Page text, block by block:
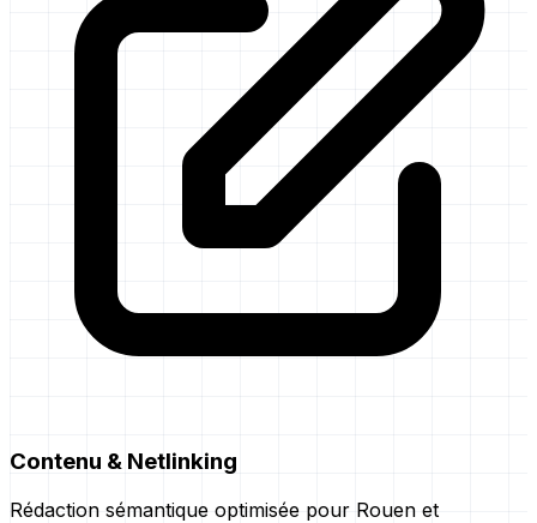
Contenu & Netlinking
Rédaction sémantique optimisée pour Rouen et